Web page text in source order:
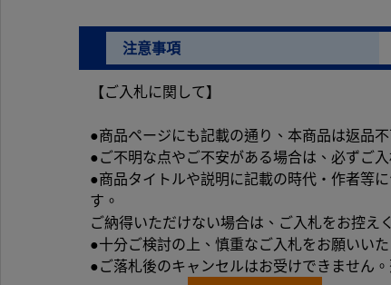
注意事項
【ご入札に関して】
●商品ページにも記載の通り、本商品は返品
●ご不明な点やご不安がある場合は、必ずご
●商品タイトルや説明に記載の時代・作者等
す。
ご納得いただけない場合は、ご入札をお控え
●十分ご検討の上、慎重なご入札をお願いいた
●ご落札後のキャンセルはお受けできません